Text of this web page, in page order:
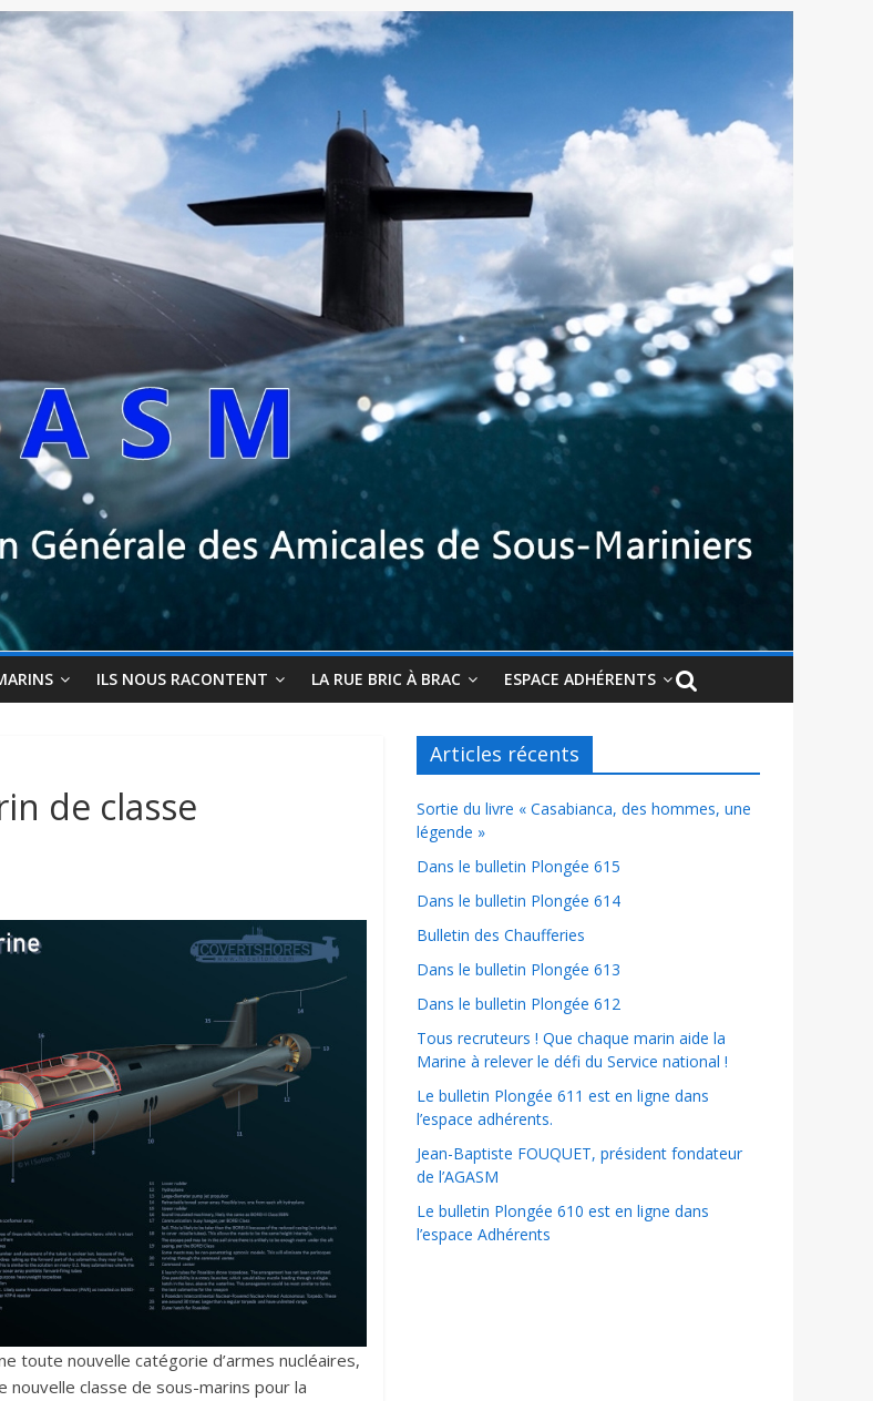
ILS NOUS RACONTENT LA RUE BRIC À BRAC ESPACE ADHÉRENTS
de classe
toute nouvelle catégorie d’armes nucléaires,
classe de sous-marins pour la
Articles récents
Sortie du livre « Casabianca, des hommes, une
légende »
Dans le bulletin Plongée 615
Dans le bulletin Plongée 614
Bulletin des Chaufferies
Dans le bulletin Plongée 613
Dans le bulletin Plongée 612
Tous recruteurs ! Que chaque marin aide la
Marine à relever le défi du Service national !
Le bulletin Plongée 611 est en ligne dans
l’espace adhérents.
Jean-Baptiste FOUQUET, président fondateur
de l’AGASM
Le bulletin Plongée 610 est en ligne dans
l’espace Adhérents